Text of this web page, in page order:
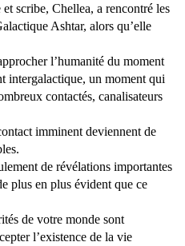
scribe, Chellea, a rencontré les
Ashtar, alors qu’elle
l’humanité du moment
intergalactique, un moment qui
contactés, canalisateurs
imminent deviennent de
de révélations importantes
plus en plus évident que ce
de votre monde sont
l’existence de la vie